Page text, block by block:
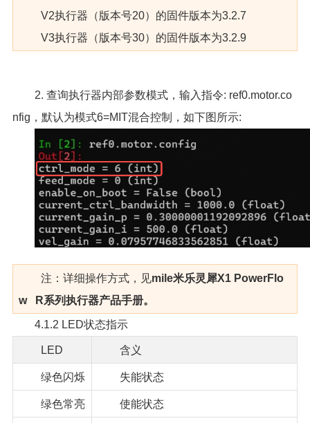
V2执行器（版本号20）的固件版本为3.2.7
V3执行器（版本号30）的固件版本为3.2.9
2. 查询执行器内部参数模式，输入指令: ref0.motor.co
nfig，默认为模式6=MIT混合控制，如下图所示:
注：详细操作方式，见mile米乐灵犀X1 PowerFlo
w R系列执行器产品手册。
4.1.2 LED状态指示
LED 含义
绿色闪烁 失能状态
绿色常亮 使能状态